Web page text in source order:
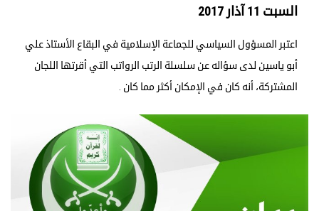
السبت 11 آذار 2017
اعتبر المسؤول السياسي للجماعة الإسلامية في البقاع الأستاذ علي
أبو ياسين لدى سؤاله عن سلسلة الرتب الرواتب التي أقرتها اللجان
المشتركة، أنه كان في الإمكان أكثر مما كان .